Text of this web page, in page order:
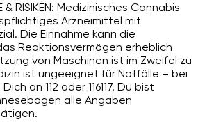
& RISIKEN: Medizinisches Cannabis
Arzneimittel mit
Die Einnahme kann die
Reaktionsvermögen erheblich
von Maschinen ist im Zweifel zu
ist ungeeignet für Notfälle – bei
an 112 oder 116117. Du bist
alle Angaben